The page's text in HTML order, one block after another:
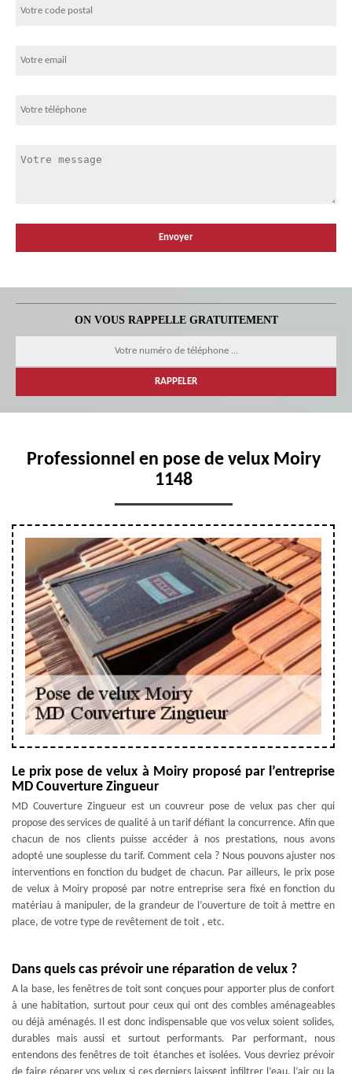
ON VOUS RAPPELLE GRATUITEMENT
Professionnel en pose de velux Moiry
1148
Le prix pose de velux à Moiry proposé par l’entreprise
MD Couverture Zingueur
MD Couverture Zingueur est un couvreur pose de velux pas cher qui
propose des services de qualité à un tarif défiant la concurrence. Afin que
chacun de nos clients puisse accéder à nos prestations, nous avons
adopté une souplesse du tarif. Comment cela ? Nous pouvons ajuster nos
interventions en fonction du budget de chacun. Par ailleurs, le prix pose
de velux à Moiry proposé par notre entreprise sera fixé en fonction du
matériau à manipuler, de la grandeur de l’ouverture de toit à mettre en
place, de votre type de revêtement de toit , etc.
Dans quels cas prévoir une réparation de velux ?
A la base, les fenêtres de toit sont conçues pour apporter plus de confort
à une habitation, surtout pour ceux qui ont des combles aménageables
ou déjà aménagés. Il est donc indispensable que vos velux soient solides,
durables mais aussi et surtout performants. Par performant, nous
entendons des fenêtres de toit étanches et isolées. Vous devriez prévoir